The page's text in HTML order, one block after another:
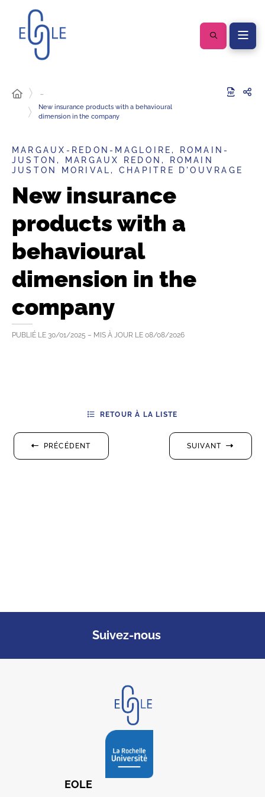
…
New insurance products with a behavioural
dimension in the company
MARGAUX-REDON-MAGLOIRE, ROMAIN-
JUSTON, MARGAUX REDON, ROMAIN
JUSTON MORIVAL, CHAPITRE D'OUVRAGE
New insurance
products with a
behavioural
dimension in the
company
PUBLIÉ LE 30/01/2025 – MIS À JOUR LE 08/08/2026
PRÉCÉDENT
RETOUR À LA LISTE
SUIVANT
Suivez-nous
EOLE